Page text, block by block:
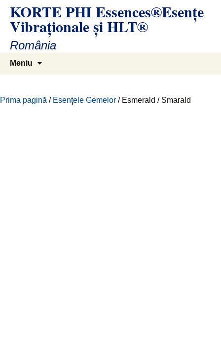
conținut
KORTE PHI Essences®Esenţe
Vibraţionale și HLT®
România
Meniu
Prima pagină / Esenţele Gemelor / Esmerald / Smarald